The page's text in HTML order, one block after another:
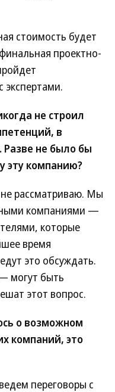
стоимость будет
проектно-
экспертами.
не строил
в
Разве не было бы
эту компанию?
рассматриваю. Мы
компаниями —
которые
время
это обсуждать.
могут быть
этот вопрос.
о возможном
компаний, это
переговоры с